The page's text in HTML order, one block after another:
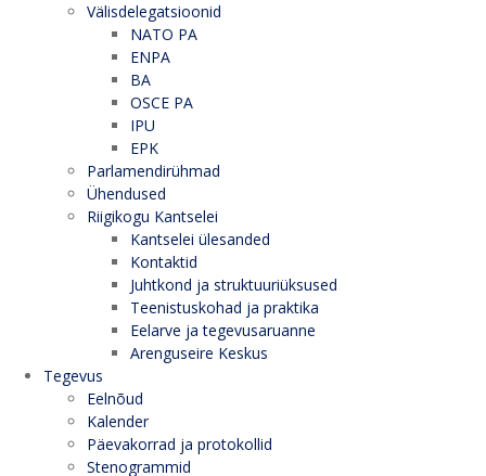
Välisdelegatsioonid
NATO PA
ENPA
BA
OSCE PA
IPU
EPK
Parlamendirühmad
Ühendused
Riigikogu Kantselei
Kantselei ülesanded
Kontaktid
Juhtkond ja struktuuriüksused
Teenistuskohad ja praktika
Eelarve ja tegevusaruanne
Arenguseire Keskus
Tegevus
Eelnõud
Kalender
Päevakorrad ja protokollid
Stenogrammid